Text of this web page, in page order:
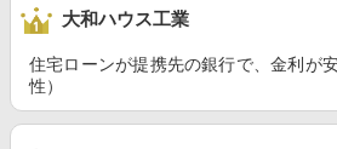
大和ハウス工業
住宅ローンが提携先の銀行で、金利が
性）